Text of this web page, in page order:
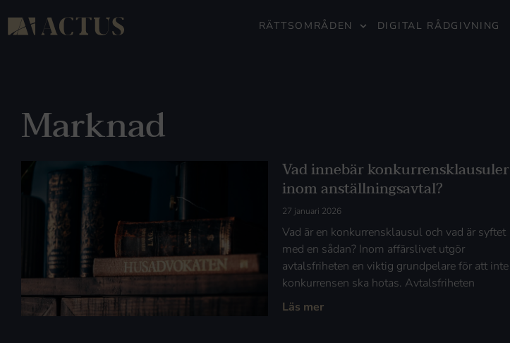
RÄTTSOMRÅDEN DIGITAL RÅDGIVNING
Marknad
Vad innebär konkurrensklausuler
inom anställningsavtal?
27 januari 2026
Vad är en konkurrensklausul och vad är syftet
med en sådan? Inom affärslivet utgör
avtalsfriheten en viktig grundpelare för att inte
konkurrensen ska hotas. Avtalsfriheten
Läs mer